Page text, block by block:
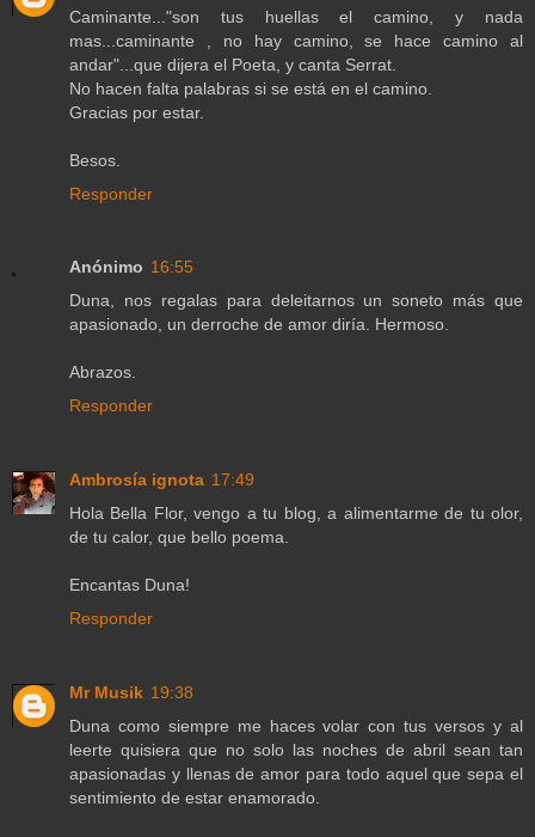
Caminante..."son tus huellas el camino, y nada
mas...caminante , no hay camino, se hace camino al
andar"...que dijera el Poeta, y canta Serrat.
No hacen falta palabras si se está en el camino.
Gracias por estar.
Besos.
Responder
Anónimo 16:55
Duna, nos regalas para deleitarnos un soneto más que
apasionado, un derroche de amor diría. Hermoso.
Abrazos.
Responder
Ambrosía ignota 17:49
Hola Bella Flor, vengo a tu blog, a alimentarme de tu olor,
de tu calor, que bello poema.
Encantas Duna!
Responder
Mr Musik 19:38
Duna como siempre me haces volar con tus versos y al
leerte quisiera que no solo las noches de abril sean tan
apasionadas y llenas de amor para todo aquel que sepa el
sentimiento de estar enamorado.